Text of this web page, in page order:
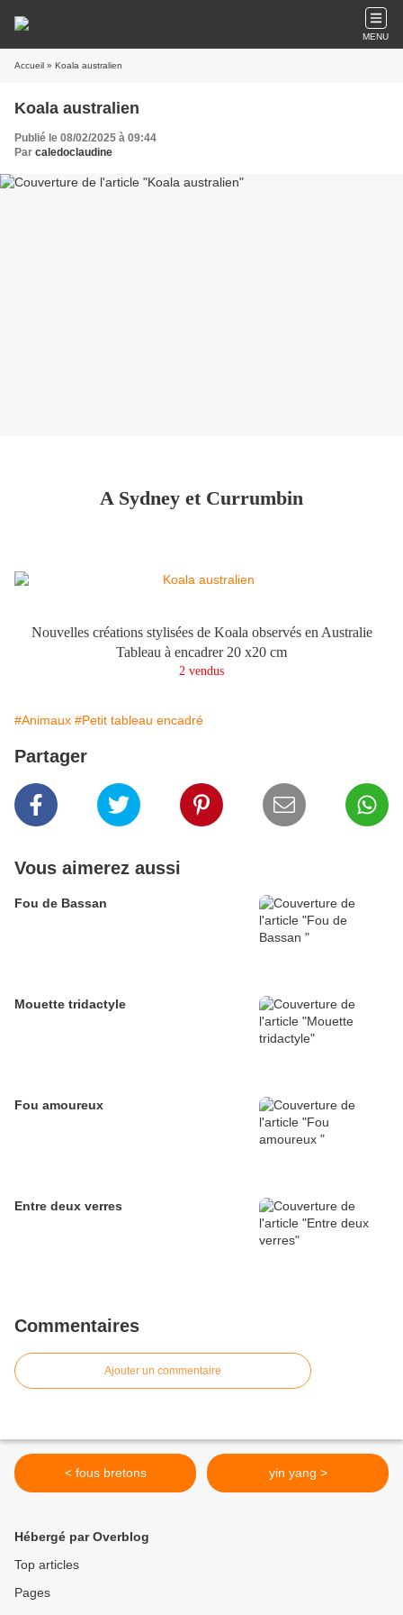
MENU
Accueil » Koala australien
Koala australien
Publié le 08/02/2025 à 09:44
Par caledoclaudine
A Sydney et Currumbin
Nouvelles créations stylisées de Koala observés en Australie
Tableau à encadrer 20 x20 cm
2 vendus
#Animaux #Petit tableau encadré
Partager
Vous aimerez aussi
Fou de Bassan
Mouette tridactyle
Fou amoureux
Entre deux verres
Commentaires
Ajouter un commentaire
< fous bretons yin yang >
Hébergé par Overblog
Top articles
Pages